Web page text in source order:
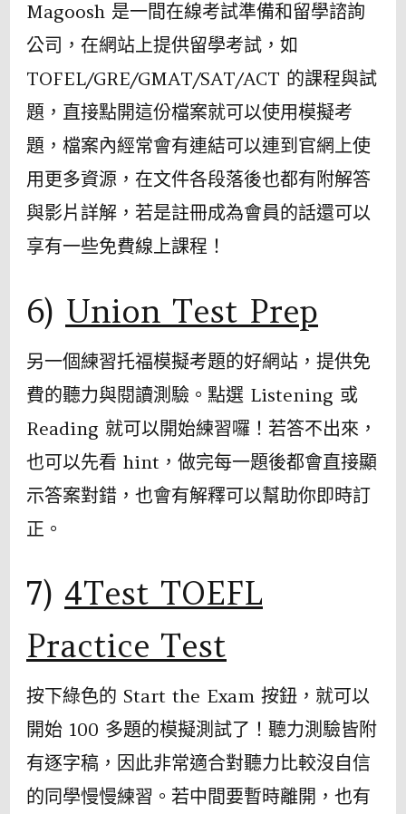
Magoosh 是一間在線考試準備和留學諮詢
公司，在網站上提供留學考試，如
TOFEL/GRE/GMAT/SAT/ACT 的課程與試
題，直接點開這份檔案就可以使用模擬考
題，檔案內經常會有連結可以連到官網上使
用更多資源，在文件各段落後也都有附解答
與影片詳解，若是註冊成為會員的話還可以
享有一些免費線上課程！
6) Union Test Prep
另一個練習托福模擬考題的好網站，提供免
費的聽力與閱讀測驗。點選 Listening 或
Reading 就可以開始練習囉！若答不出來，
也可以先看 hint，做完每一題後都會直接顯
示答案對錯，也會有解釋可以幫助你即時訂
正。
7) 4Test TOEFL
Practice Test
按下綠色的 Start the Exam 按鈕，就可以
開始 100 多題的模擬測試了！聽力測驗皆附
有逐字稿，因此非常適合對聽力比較沒自信
的同學慢慢練習。若中間要暫時離開，也有